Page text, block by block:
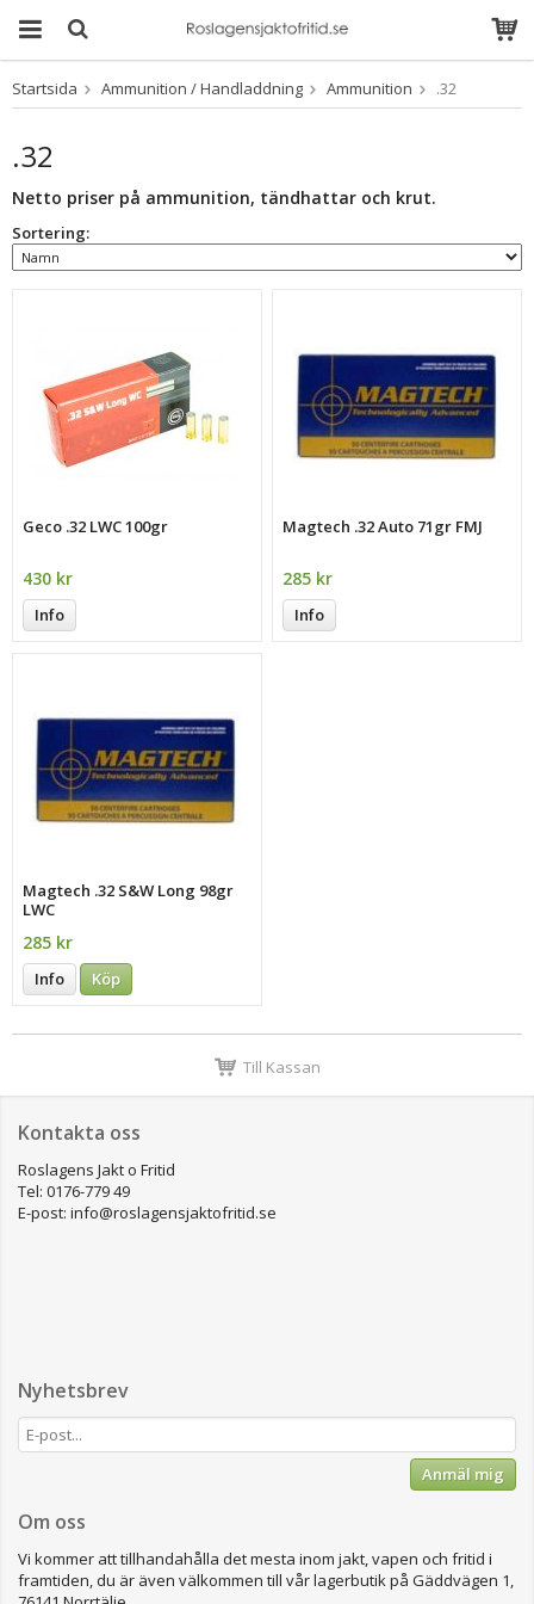
Produkten har blivit
tillagd i varukorgen
Startsida Ammunition / Handladdning Ammunition .32
.32
Netto priser på ammunition, tändhattar och krut.
Sortering:
Geco .32 LWC 100gr
430 kr
Info
Magtech .32 Auto 71gr FMJ
285 kr
Info
Magtech .32 S&W Long 98gr
LWC
285 kr
Info Köp
Till Kassan
Kontakta oss
Roslagens Jakt o Fritid
Tel: 0176-779 49
E-post: info@roslagensjaktofritid.se
Nyhetsbrev
Anmäl mig
Om oss
Vi kommer att tillhandahålla det mesta inom jakt, vapen och fritid i
framtiden, du är även välkommen till vår lagerbutik på Gäddvägen 1,